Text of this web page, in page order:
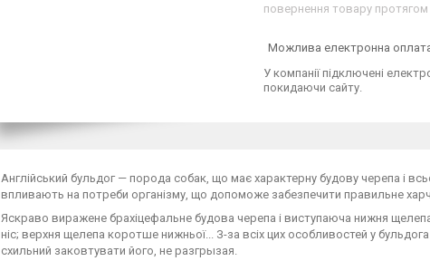
повернення товару протягом
У компанії підключені
покидаючи сайту.
Англійський бульдог — порода собак, що має характерну будову черепа і
впливають на потреби організму, що допоможе забезпечити правильне
Яскраво виражене брахіцефальне будова черепа і виступаюча нижня
ніс; верхня щелепа коротше нижньої... З-за всіх цих особливостей у
схильний заковтувати його, не разгрызая.